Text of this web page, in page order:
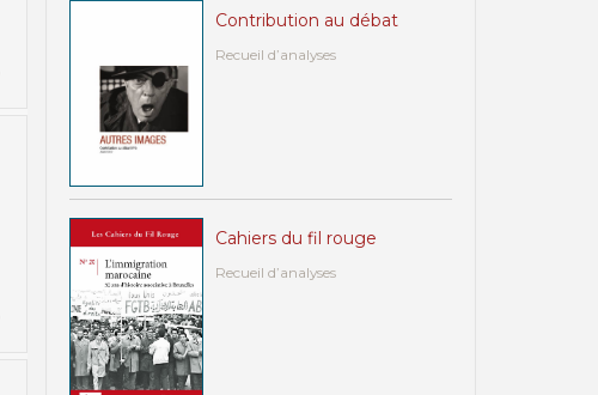
Contribution au débat
Recueil d’analyses
Cahiers du fil rouge
Recueil d’analyses